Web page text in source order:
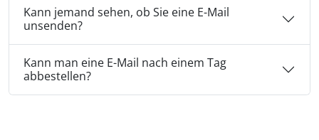
Kann jemand sehen, ob Sie eine E-Mail
unsenden?
Kann man eine E-Mail nach einem Tag
abbestellen?